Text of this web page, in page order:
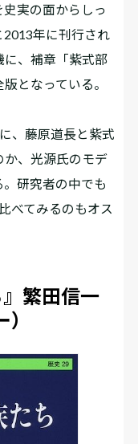
実の面からしっ
年に刊行され
に、補章「紫式部
となっている。
、藤原道長と紫式
か、光源氏のモデ
研究者の中でも
べてみるのもオス
繁田信一